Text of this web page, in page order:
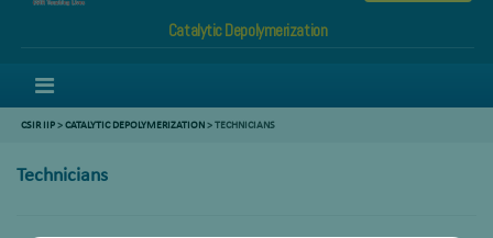
Catalytic Depolymerization
CSIR IIP>CATALYTIC DEPOLYMERIZATION> TECHNICIANS
Technicians